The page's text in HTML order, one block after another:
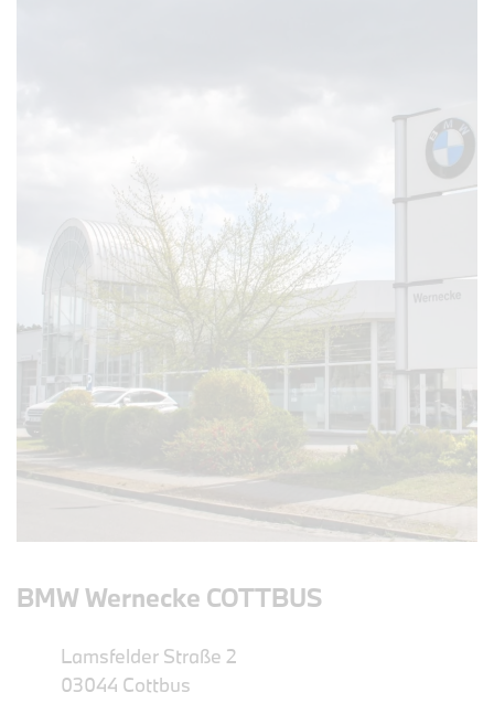
BMW Wernecke COTTBUS
Lamsfelder Straße 2
03044 Cottbus